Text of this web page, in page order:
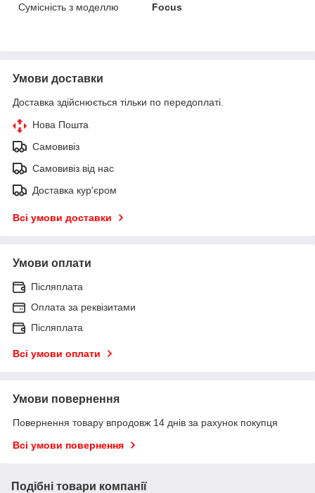
Сумісність з моделлю
Focus
Умови доставки
Доставка здійснюється тільки по передоплаті.
Нова Пошта
Самовивіз
Самовивіз від нас
Доставка кур'єром
Всі умови доставки
Умови оплати
Післяплата
Оплата за реквізитами
Післяплата
Всі умови оплати
Умови повернення
Повернення товару впродовж 14 днів за рахунок покупця
Всі умови повернення
Подібні товари компанії